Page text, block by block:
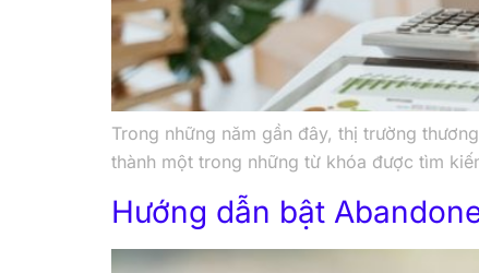
Trong những năm gần đây, thị trường
thành một trong những từ khóa được tìm
Hướng dẫn bật